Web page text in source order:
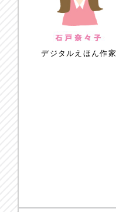
デジタルえほん作家